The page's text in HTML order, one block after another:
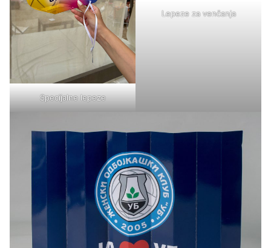
Specijalne lepeze
Lepeze za venčanja